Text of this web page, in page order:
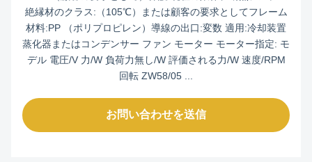
絶縁材のクラス:（105℃）または顧客の要求としてフレーム
材料:PP （ポリプロピレン）導線の出口:変数 適用:冷却装置
蒸化器またはコンデンサー ファン モーター モーター指定: モ
デル 電圧/V 力/W 負荷力無し/W 評価される力/W 速度/RPM
回転 ZW58/05 ...
お問い合わせを送信